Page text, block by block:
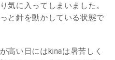
気に入ってしまいました。
と針を動かしている状態で
高い日にはkinaは暑苦しく